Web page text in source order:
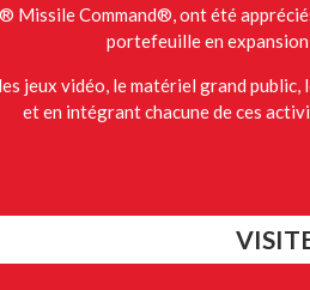
Command®, ont été
portefeuille en
jeux vidéo, le matériel grand
et en intégrant chacune de ces